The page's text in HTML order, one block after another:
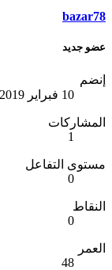
bazar78
عضو جديد
إنضم
10 فبراير 2019
المشاركات
1
مستوى التفاعل
0
النقاط
0
العمر
48